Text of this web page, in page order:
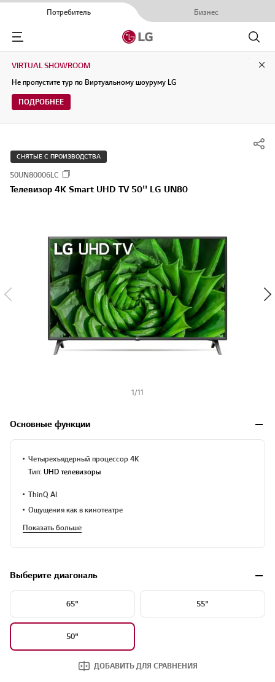
Потребитель Бизнес
Menu
Поиск
VIRTUAL SHOWROOM
Не пропустите тур по Виртуальному шоуруму LG
ПОДРОБНЕЕ
СНЯТЫЕ С ПРОИЗВОДСТВА
50UN80006LC
Телевизор 4K Smart UHD TV 50'' LG UN80
1/11
Основные функции
Четырехъядерный процессор 4K
Тип: UHD телевизоры
ThinQ AI
Ощущения как в кинотеатре
Показать больше
Выберите диагональ
65" 55"
50"
ДОБАВИТЬ ДЛЯ СРАВНЕНИЯ